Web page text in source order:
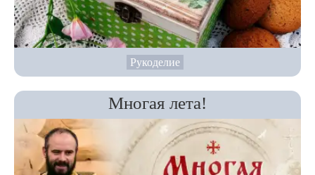
Рукоделие
Многая лета!